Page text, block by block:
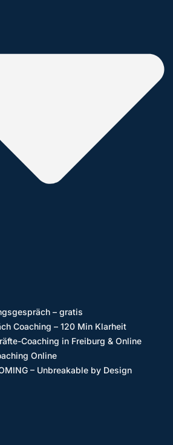
– gratis
Coaching – 120 Min Klarheit
Coaching in Freiburg & Online
Online
– Unbreakable by Design